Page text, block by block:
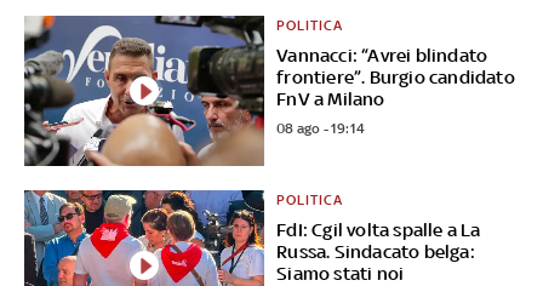
Vannacci: “Avrei blindato
frontiere”. Burgio candidato
FnV a Milano
POLITICA
08 ago - 19:14
FdI: Cgil volta spalle a La
Russa. Sindacato belga:
Siamo stati noi
POLITICA